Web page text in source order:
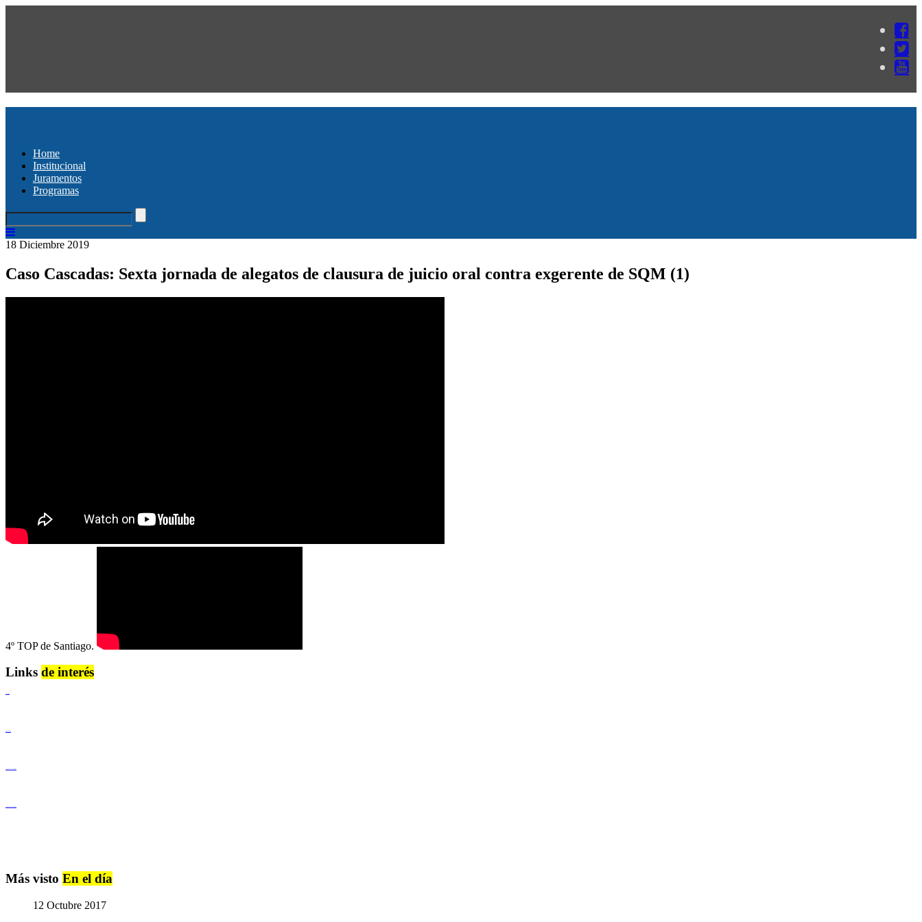
Home
Institucional
Juramentos
Programas
18 Diciembre 2019
Caso Cascadas: Sexta jornada de alegatos de clausura de juicio oral contra exgerente de SQM (1)
4º TOP de Santiago.
Links de interés
Más visto En el día
12 Octubre 2017